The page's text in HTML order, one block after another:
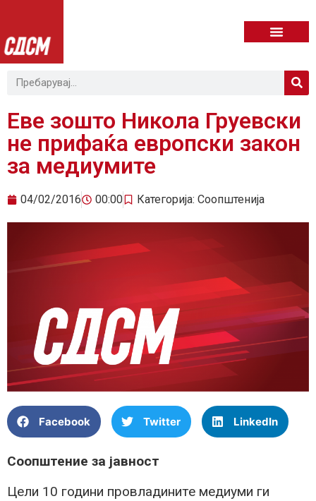
Еве зошто Никола Груевски
не прифаќа европски закон
за медиумите
04/02/2016 00:00 Категорија: Соопштенија
Facebook Twitter LinkedIn
Соопштение за јавност
Цели 10 години провладините медиуми ги